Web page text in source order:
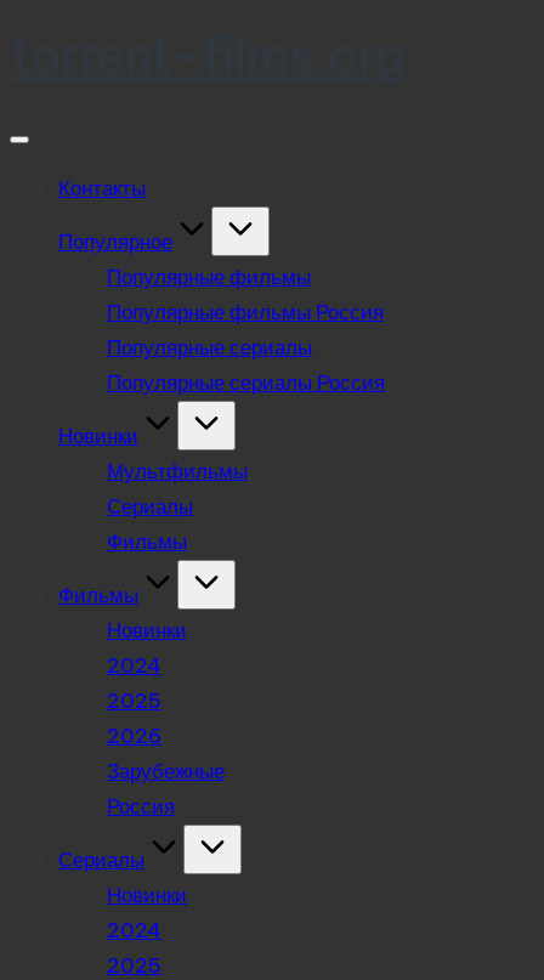
Контакты
Популярное
Популярные фильмы
Популярные фильмы Россия
Популярные сериалы
Популярные сериалы Россия
Новинки
Мультфильмы
Сериалы
Фильмы
Фильмы
Новинки
2024
2025
2026
Зарубежные
Россия
Сериалы
Новинки
2024
2025